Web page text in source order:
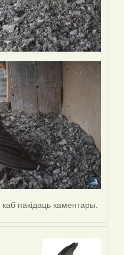
каб пакідаць каментары.